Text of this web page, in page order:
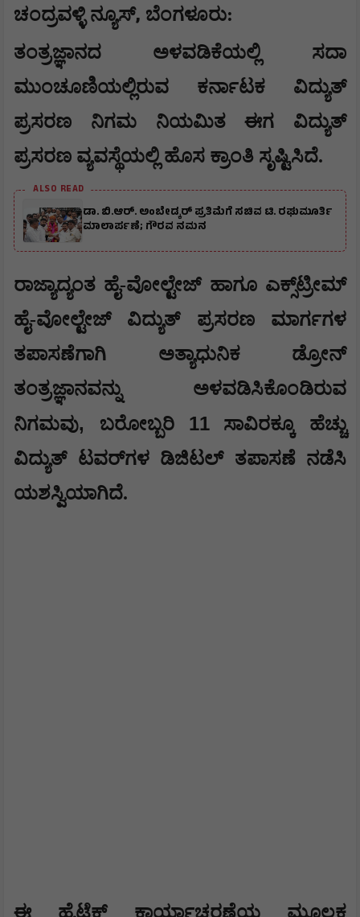
ಚಂದ್ರವಳ್ಳಿ ನ್ಯೂಸ್, ಬೆಂಗಳೂರು:
ತಂತ್ರಜ್ಞಾನದ ಅಳವಡಿಕೆಯಲ್ಲಿ ಸದಾ
ಮುಂಚೂಣಿಯಲ್ಲಿರುವ ಕರ್ನಾಟಕ ವಿದ್ಯುತ್
ಪ್ರಸರಣ ನಿಗಮ ನಿಯಮಿತ ಈಗ ವಿದ್ಯುತ್
ಪ್ರಸರಣ ವ್ಯವಸ್ಥೆಯಲ್ಲಿ ಹೊಸ ಕ್ರಾಂತಿ ಸೃಷ್ಟಿಸಿದೆ.
ALSO READ
ಡಾ. ಬಿ.ಆರ್. ಅಂಬೇಡ್ಕರ್ ಪ್ರತಿಮೆಗೆ ಸಚಿವ ಟಿ. ರಘುಮೂರ್ತಿ
ಮಾಲಾರ್ಪಣೆ; ಗೌರವ ನಮನ
ರಾಜ್ಯಾದ್ಯಂತ ಹೈ-ವೋಲ್ಟೇಜ್ ಹಾಗೂ ಎಕ್ಸ್‌ಟ್ರೀಮ್
ಹೈ-ವೋಲ್ಟೇಜ್ ವಿದ್ಯುತ್ ಪ್ರಸರಣ ಮಾರ್ಗಗಳ
ತಪಾಸಣೆಗಾಗಿ ಅತ್ಯಾಧುನಿಕ ಡ್ರೋನ್
ತಂತ್ರಜ್ಞಾನವನ್ನು ಅಳವಡಿಸಿಕೊಂಡಿರುವ
ನಿಗಮವು, ಬರೋಬ್ಬರಿ 11ಸಾವಿರಕ್ಕೂ ಹೆಚ್ಚು
ವಿದ್ಯುತ್ ಟವರ್‌ಗಳ ಡಿಜಿಟಲ್ ತಪಾಸಣೆ ನಡೆಸಿ
ಯಶಸ್ವಿಯಾಗಿದೆ.
ಈ ಹೈಟೆಕ್ ಕಾರ್ಯಾಚರಣೆಯ ಮೂಲಕ